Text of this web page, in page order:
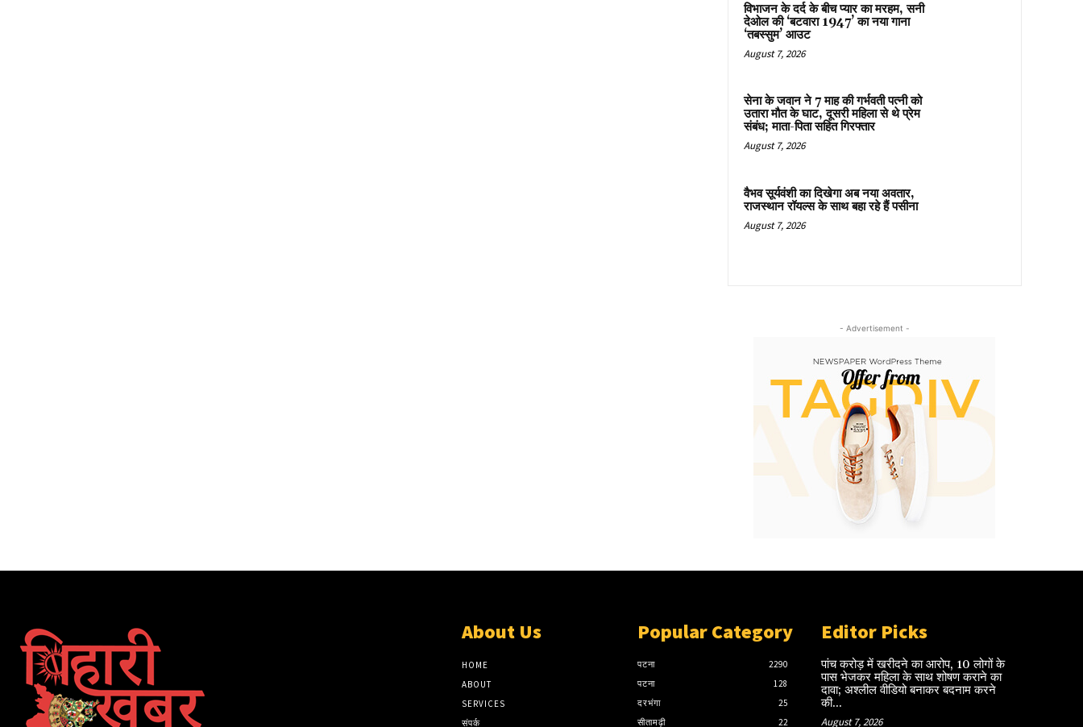
विभाजन के दर्द के बीच प्यार का मरहम, सनी
देओल की ‘बटवारा 1947’ का नया गाना
‘तबस्सुम’ आउट
August 7, 2026
सेना के जवान ने 7 माह की गर्भवती पत्नी को
उतारा मौत के घाट, दूसरी महिला से थे प्रेम
संबंध; माता-पिता सहित गिरफ्तार
August 7, 2026
वैभव सूर्यवंशी का दिखेगा अब नया अवतार,
राजस्थान रॉयल्स के साथ बहा रहे हैं पसीना
August 7, 2026
- Advertisement -
About Us
HOME
ABOUT
SERVICES
संपर्क
Popular Category
पटना
2290
पटना
128
दरभंगा
25
सीतामढ़ी
22
Editor Picks
पांच करोड़ में खरीदने का आरोप, 10 लोगों के
पास भेजकर महिला के साथ शोषण कराने का
दावा; अश्लील वीडियो बनाकर बदनाम करने
की...
August 7, 2026